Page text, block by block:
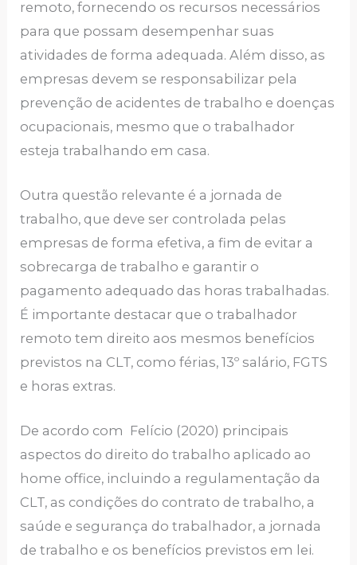
remoto, fornecendo os recursos necessários
para que possam desempenhar suas
atividades de forma adequada. Além disso, as
empresas devem se responsabilizar pela
prevenção de acidentes de trabalho e doenças
ocupacionais, mesmo que o trabalhador
esteja trabalhando em casa.
Outra questão relevante é a jornada de
trabalho, que deve ser controlada pelas
empresas de forma efetiva, a fim de evitar a
sobrecarga de trabalho e garantir o
pagamento adequado das horas trabalhadas.
É importante destacar que o trabalhador
remoto tem direito aos mesmos benefícios
previstos na CLT, como férias, 13º salário, FGTS
e horas extras.
De acordo com Felício (2020) principais
aspectos do direito do trabalho aplicado ao
home office, incluindo a regulamentação da
CLT, as condições do contrato de trabalho, a
saúde e segurança do trabalhador, a jornada
de trabalho e os benefícios previstos em lei.